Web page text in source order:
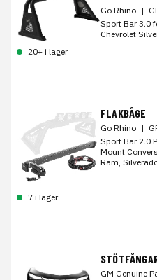
Go Rhino |
Sport Bar 3.0
Chevrolet
20+ i lager
FLAKBÅGE
Go Rhino |
Sport Bar 2.0
Mount
Ram,
7 i lager
GM Genuine